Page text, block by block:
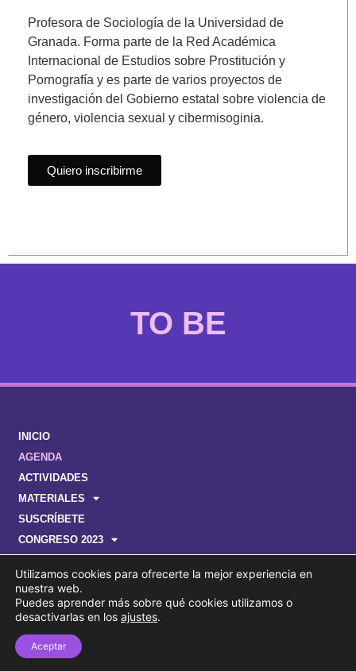
Profesora de Sociología de la Universidad de
Granada. Forma parte de la Red Académica
Internacional de Estudios sobre Prostitución y
Pornografía y es parte de varios proyectos de
investigación del Gobierno estatal sobre violencia de
género, violencia sexual y cibermisoginia.
Quiero inscribirme
TO BE
INICIO
AGENDA
ACTIVIDADES
MATERIALES
SUSCRÍBETE
CONGRESO 2023
SUSTATZEKO SAILA - DEPARTAMENTO FORAL DE EMPLEO,
COHESIÓN SOCIAL E IGUALDAD | BIZKAIKO FORU ALDUNDIA
Utilizamos cookies para ofrecerte la mejor experiencia en
nuestra web.
Puedes aprender más sobre qué cookies utilizamos o
desactivarlas en los ajustes.
Aceptar